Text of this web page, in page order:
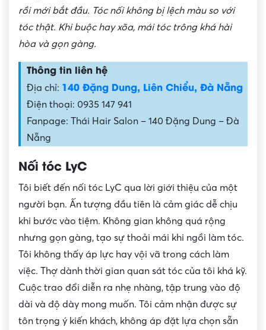
rồi mới bắt đầu. Tóc nối không bị lệch màu so với
tóc thật. Khi buộc hay xõa, mái tóc trông khá hài
hòa và gọn gàng.
Thông tin liên hệ
Địa chỉ: 140 Đặng Dung, Liên Chiểu, Đà Nẵng
Điện thoại: 0935 147 941
Fanpage: Thái Hair Salon – 140 Đặng Dung – Đà
Nẵng
Nối tóc LyC
Tôi biết đến nối tóc LyC qua lời giới thiệu của một
người bạn. Ấn tượng đầu tiên là cảm giác dễ chịu
khi bước vào tiệm. Không gian không quá rộng
nhưng gọn gàng, tạo sự thoải mái khi ngồi làm tóc.
Tôi không thấy áp lực hay vội vã trong cách làm
việc. Thợ dành thời gian quan sát tóc của tôi khá kỹ.
Cuộc trao đổi diễn ra nhẹ nhàng, tập trung vào độ
dài và độ dày mong muốn. Tôi cảm nhận được sự
tôn trọng ý kiến khách, không áp đặt lựa chọn sẵn